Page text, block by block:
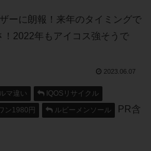
2023.06.07
マ違い
IQOSリサイクル
ン1980円 ルビーメンソール
PR含